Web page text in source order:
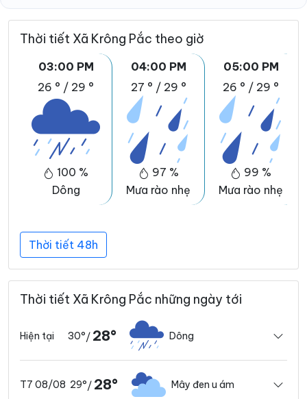
Thời tiết Xã Krông Pắc theo giờ
03:00 PM
26 ° / 29 °
100 %
Dông
04:00 PM
27 ° / 29 °
97 %
Mưa rào nhẹ
05:00 PM
26 ° / 29 °
99 %
Mưa rào nhẹ
Thời tiết 48h
Thời tiết Xã Krông Pắc những ngày tới
Hiện tại 30°/ 28° Dông
T7 08/08 29°/ 28° Mây đen u ám